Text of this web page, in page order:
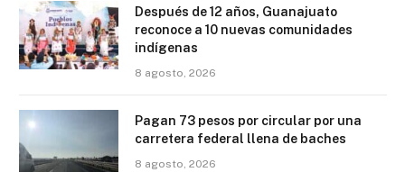
Después de 12 años, Guanajuato
reconoce a 10 nuevas comunidades
indígenas
8 agosto, 2026
Pagan 73 pesos por circular por una
carretera federal llena de baches
8 agosto, 2026